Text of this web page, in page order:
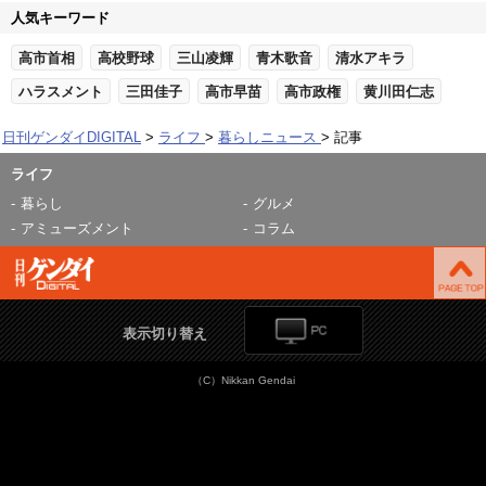
人気キーワード
高市首相 高校野球 三山凌輝 青木歌音 清水アキラ
ハラスメント 三田佳子 高市早苗 高市政権 黄川田仁志
日刊ゲンダイDIGITAL ライフ 暮らしニュース 記事
ライフ
暮らし
グルメ
アミューズメント
コラム
表示切り替え
（C）Nikkan Gendai